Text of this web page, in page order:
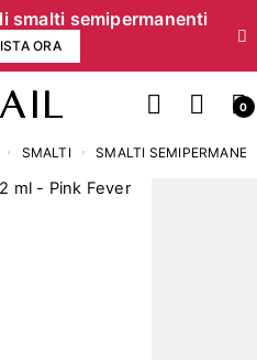
smalti semipermanenti
ORA
0
SMALTI SMALTI